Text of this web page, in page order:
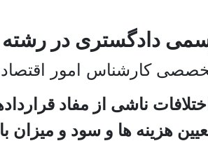
در رشته
کارشناس امور